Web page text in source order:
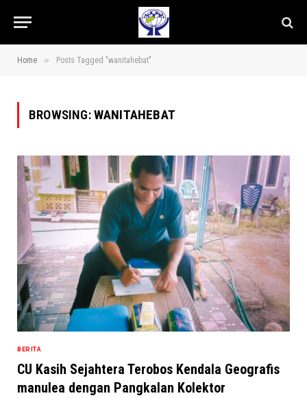
Home » Posts Tagged "wanitahebat"
BROWSING:WANITAHEBAT
BERITA
CU Kasih Sejahtera Terobos Kendala Geografis
manulea dengan Pangkalan Kolektor